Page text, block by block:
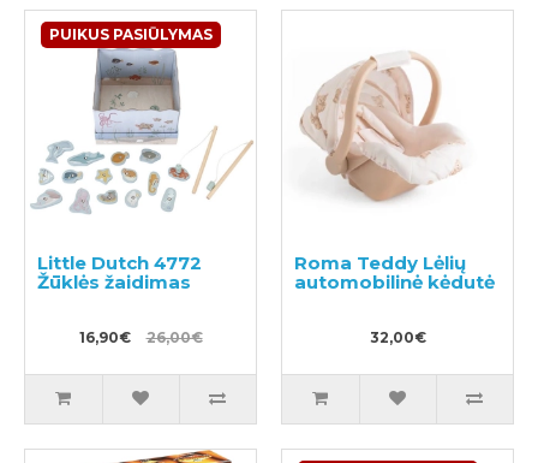
PUIKUS PASIŪLYMAS
Little Dutch 4772
Žūklės žaidimas
16,90€ 26,00€
Roma Teddy Lėlių
automobilinė kėdutė
32,00€